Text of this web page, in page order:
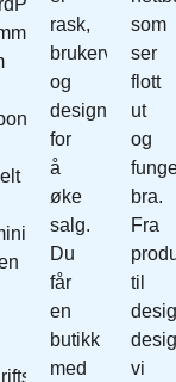
rask,
brukervennlig
og
designet
for
å
øke
salg.
Du
får
en
butikk
med
som
ser
flott
ut
og
bra.
Fra
til
vi